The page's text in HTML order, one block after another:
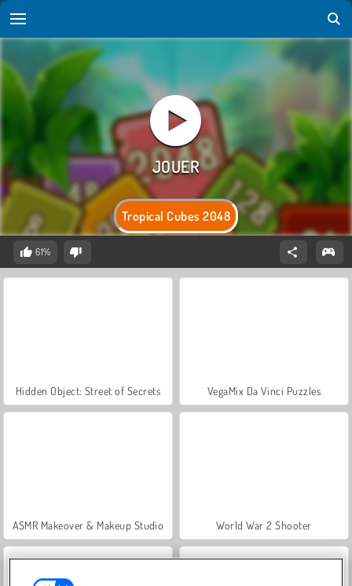
Tropical Cubes 2048
61%
Hidden Object: Street of Secrets VegaMix Da Vinci Puzzles
ASMR Makeover & Makeup Studio World War 2 Shooter